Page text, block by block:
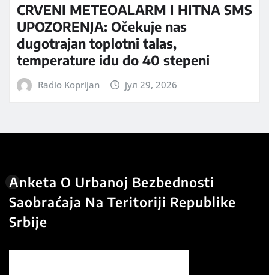
CRVENI METEOALARM I HITNA SMS
UPOZORENJA: Očekuje nas
dugotrajan toplotni talas,
temperature idu do 40 stepeni
Radio Koprijan јул 29, 2026
Anketa O Urbanoj Bezbednosti
Saobraćaja Na Teritoriji Republike
Srbije